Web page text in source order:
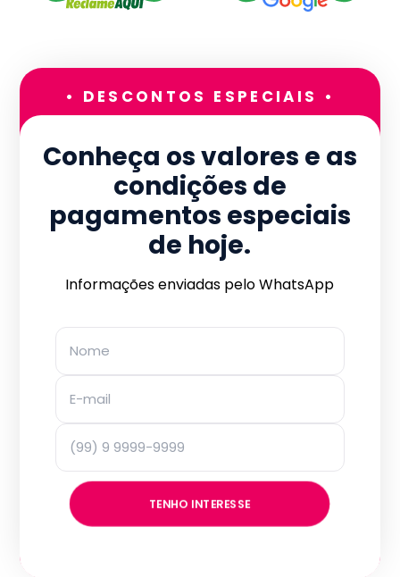
• DESCONTOS ESPECIAIS •
Conheça os valores e as
condições de
pagamentos especiais
de hoje.
Informações enviadas pelo WhatsApp
TENHO INTERESSE